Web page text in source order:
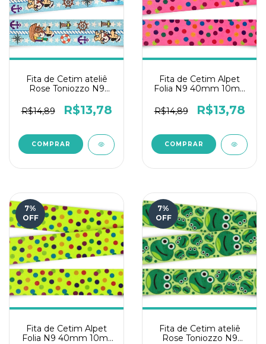
Fita de Cetim ateliê
Rose Toniozzo N9
Corda
R$14,89 R$13,78
Fita de Cetim Alpet
Folia N9 40mm 10m -
R$14,89
R$13,78
7%
OFF
Fita de Cetim Alpet
Folia N9 40mm 10m-
7%
OFF
Fita de Cetim ateliê
Rose Toniozzo N9